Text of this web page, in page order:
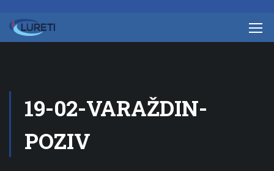
19-02-VARAŽDIN-
POZIV